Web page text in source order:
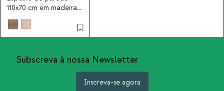
110x70 cm em madeira
de mangueira Reichel
Subscreva à nossa Newsletter
Inscreva-se agora